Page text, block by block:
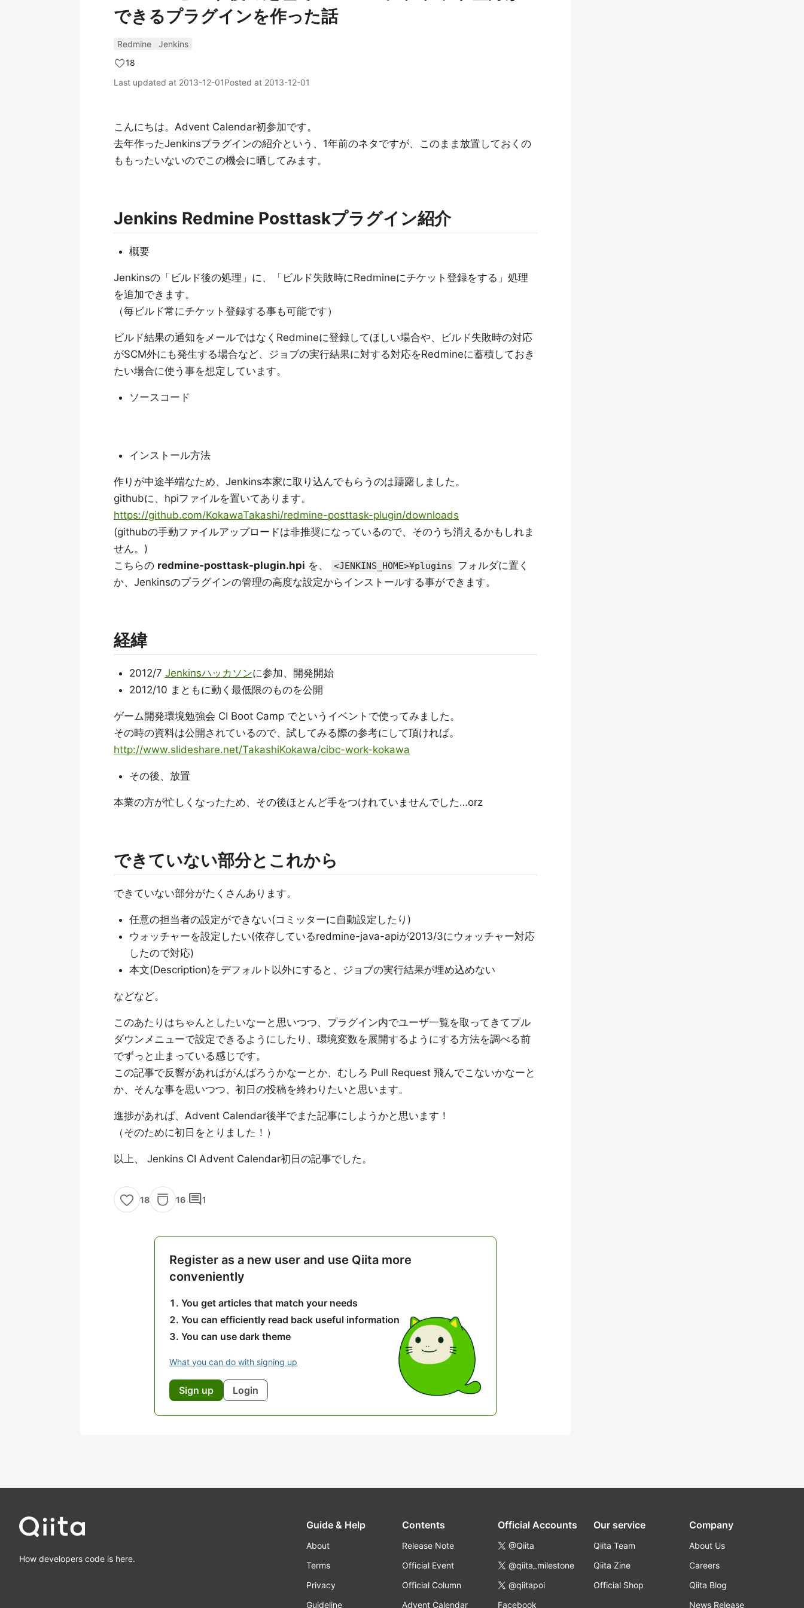
できるプラグインを作った話
Redmine
Jenkins
18
Last updated at 2013-12-01Posted at 2013-12-01
こんにちは。Advent Calendar初参加です。
去年作ったJenkinsプラグインの紹介という、1年前のネタですが、このまま放置しておくの
ももったいないのでこの機会に晒してみます。
Jenkins Redmine Posttaskプラグイン紹介
概要
Jenkinsの「ビルド後の処理」に、「ビルド失敗時にRedmineにチケット登録をする」処理
を追加できます。
（毎ビルド常にチケット登録する事も可能です）
ビルド結果の通知をメールではなくRedmineに登録してほしい場合や、ビルド失敗時の対応
がSCM外にも発生する場合など、ジョブの実行結果に対する対応をRedmineに蓄積しておき
たい場合に使う事を想定しています。
ソースコード
インストール方法
作りが中途半端なため、Jenkins本家に取り込んでもらうのは躊躇しました。
githubに、hpiファイルを置いてあります。
https://github.com/KokawaTakashi/redmine-posttask-plugin/downloads
(githubの手動ファイルアップロードは非推奨になっているので、そのうち消えるかもしれま
せん。)
こちらの redmine-posttask-plugin.hpi を、 <JENKINS_HOME>¥plugins
フォルダに置く
か、Jenkinsのプラグインの管理の高度な設定からインストールする事ができます。
経緯
2012/7 Jenkinsハッカソンに参加、開発開始
2012/10 まともに動く最低限のものを公開
ゲーム開発環境勉強会 CI Boot Camp でというイベントで使ってみました。
その時の資料は公開されているので、試してみる際の参考にして頂ければ。
http://www.slideshare.net/TakashiKokawa/cibc-work-kokawa
その後、放置
本業の方が忙しくなったため、その後ほとんど手をつけれていませんでした…orz
できていない部分とこれから
できていない部分がたくさんあります。
任意の担当者の設定ができない(コミッターに自動設定したり)
ウォッチャーを設定したい(依存しているredmine-java-apiが2013/3にウォッチャー対応
したので対応)
本文(Description)をデフォルト以外にすると、ジョブの実行結果が埋め込めない
などなど。
このあたりはちゃんとしたいなーと思いつつ、プラグイン内でユーザ一覧を取ってきてプル
ダウンメニューで設定できるようにしたり、環境変数を展開するようにする方法を調べる前
でずっと止まっている感じです。
この記事で反響があればがんばろうかなーとか、むしろ Pull Request 飛んでこないかなーと
か、そんな事を思いつつ、初日の投稿を終わりたいと思います。
進捗があれば、Advent Calendar後半でまた記事にしようかと思います！
（そのために初日をとりました！）
以上、 Jenkins CI Advent Calendar初日の記事でした。
18 16 comment1
Register as a new user and use Qiita more
conveniently
You get articles that match your needs
You can efficiently read back useful information
You can use dark theme
What you can do with signing up
Sign up Login
How developers code is here.
Guide & Help
About
Terms
Privacy
Guideline
Contents
Release Note
Official Event
Official Column
Advent Calendar
Official Accounts
@Qiita
@qiita_milestone
@qiitapoi
Facebook
Our service
Qiita Team
Qiita Zine
Official Shop
Company
About Us
Careers
Qiita Blog
News Release